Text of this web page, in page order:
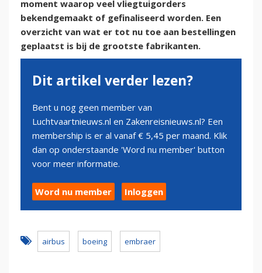
moment waarop veel vliegtuigorders
bekendgemaakt of gefinaliseerd worden. Een
overzicht van wat er tot nu toe aan bestellingen
geplaatst is bij de grootste fabrikanten.
Dit artikel verder lezen?
Bent u nog geen member van
Luchtvaartnieuws.nl en Zakenreisnieuws.nl? Een
membership is er al vanaf € 5,45 per maand. Klik
dan op onderstaande 'Word nu member' button
voor meer informatie.
Word nu member Inloggen
airbus boeing embraer